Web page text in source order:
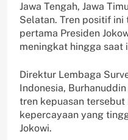
Jawa Tengah, Jawa
Selatan. Tren positif
pertama Presiden
meningkat hingga saat
Direktur Lembaga
Indonesia,
tren kepuasan
kepercayaan yang
Jokowi.